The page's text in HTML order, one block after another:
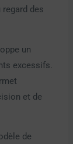
regard des
un
excessifs.
et de
de